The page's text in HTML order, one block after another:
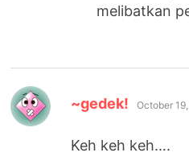
melibatkan
~gedek! says:
October
Keh keh keh….